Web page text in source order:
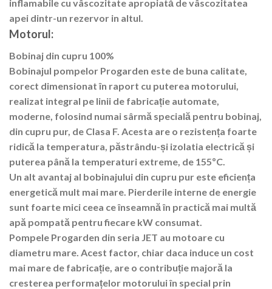
inflamabile cu vâscozitate apropiată de vâscozitatea
apei dintr-un rezervor in altul.
Motorul:
Bobinaj din cupru 100%
Bobinajul pompelor Progarden este de buna calitate,
corect dimensionat în raport cu puterea motorului,
realizat integral pe linii de fabricație automate,
moderne, folosind numai sârmă specială pentru bobinaj,
din cupru pur, de Clasa F. Acesta are o rezistența foarte
ridică la temperatura, păstrându-și izolatia electrică și
puterea până la temperaturi extreme, de 155ºC.
Un alt avantaj al bobinajului din cupru pur este eficiența
energetică mult mai mare. Pierderile interne de energie
sunt foarte mici ceea ce înseamnă în practică mai multă
apă pompată pentru fiecare kW consumat.
Pompele Progarden din seria JET au motoare cu
diametru mare. Acest factor, chiar daca induce un cost
mai mare de fabricație, are o contribuție majoră la
cresterea performațelor motorului în special prin